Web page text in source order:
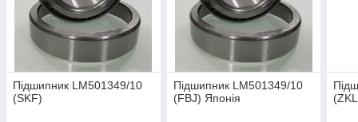
Підшипник LM501349/10
(SKF)
Підшипник LM501349/10
(FBJ) Японія